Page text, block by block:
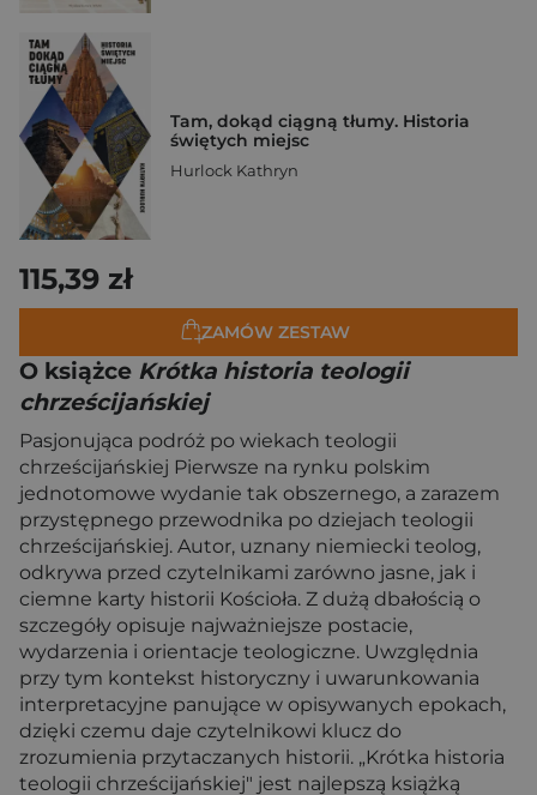
Tam, dokąd ciągną tłumy. Historia
świętych miejsc
Hurlock Kathryn
115,39 zł
ZAMÓW ZESTAW
O książce Krótka historia teologii
chrześcijańskiej
Pasjonująca podróż po wiekach teologii
chrześcijańskiej Pierwsze na rynku polskim
jednotomowe wydanie tak obszernego, a zarazem
przystępnego przewodnika po dziejach teologii
chrześcijańskiej. Autor, uznany niemiecki teolog,
odkrywa przed czytelnikami zarówno jasne, jak i
ciemne karty historii Kościoła. Z dużą dbałością o
szczegóły opisuje najważniejsze postacie,
wydarzenia i orientacje teologiczne. Uwzględnia
przy tym kontekst historyczny i uwarunkowania
interpretacyjne panujące w opisywanych epokach,
dzięki czemu daje czytelnikowi klucz do
zrozumienia przytaczanych historii. „Krótka historia
teologii chrześcijańskiej" jest najlepszą książką